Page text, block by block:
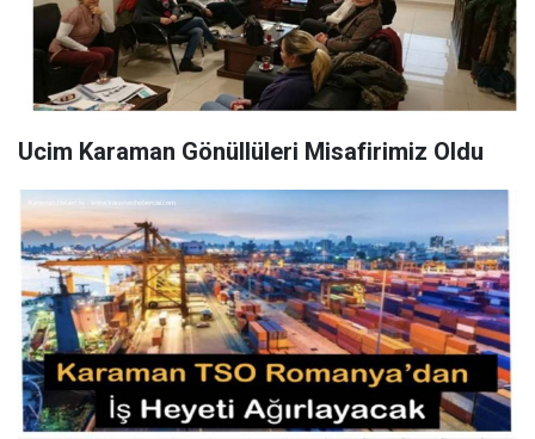
Ucim Karaman Gönüllüleri Misafirimiz Oldu